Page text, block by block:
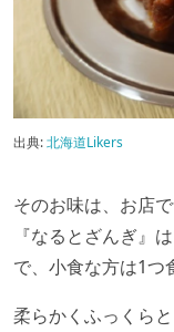
出典:北海道Likers
そのお味は、お店
『なるとざんぎ』
で、小食な方は1つ
柔らかくふっくら